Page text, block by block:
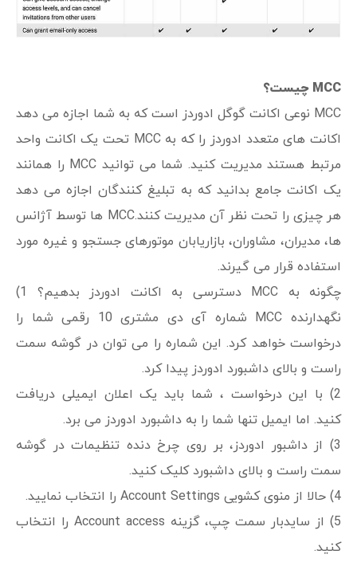
MCC چیست؟
MCC نوعی اکانت گوگل ادوردز است که به شما اجازه می دهد
اکانت های متعدد ادوردز را که به MCC تحت یک اکانت واحد
مرتبط هستند مدیریت کنید. شما می توانید MCC را همانند
یک اکانت جامع بدانید که به تبلیغ کنندگان اجازه می دهد
هر چیزی را تحت نظر آن مدیریت کنند.MCC ها توسط آژانس
ها، مدیران، مشاوران، بازاریابان موتورهای جستجو و غیره مورد
استفاده قرار می گیرند.
چگونه به MCC دسترسی به اکانت ادوردز بدهیم؟ 1)
نگهدارنده MCC شماره آی دی مشتری 10 رقمی شما را
درخواست خواهد کرد. این شماره را می توان در گوشه سمت
راست و بالای داشبورد ادوردز پیدا کرد.
2) با این درخواست ، شما باید یک اعلان ایمیلی دریافت
کنید. اما ایمیل تنها شما را به داشبورد ادوردز می برد.
3) از داشبور ادوردز، بر روی چرخ دنده تنظیمات در گوشه
سمت راست و بالای داشبورد کلیک کنید.
4) حالا از منوی کشویی Account Settings را انتخاب نمایید.
5) از سایدبار سمت چپ، گزینه Account access را انتخاب
کنید.